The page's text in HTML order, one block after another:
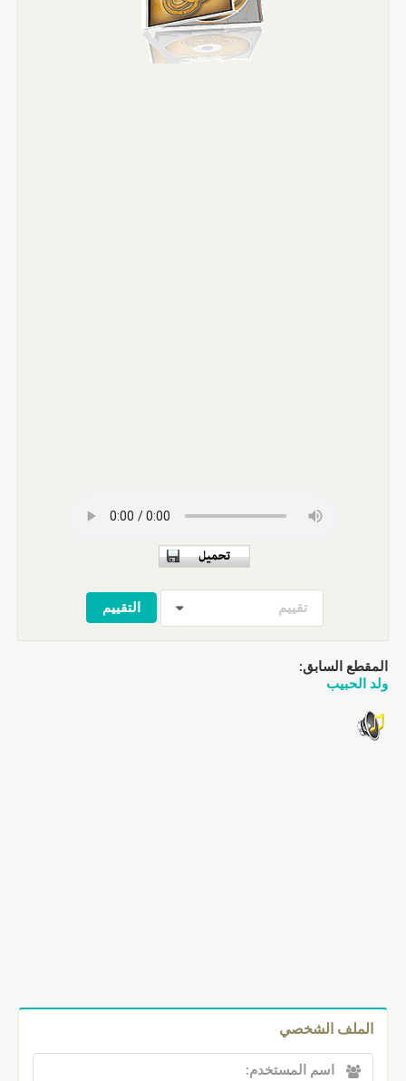
تقييم
المقطع السابق:
ولد الحبيب
الملف الشخصي